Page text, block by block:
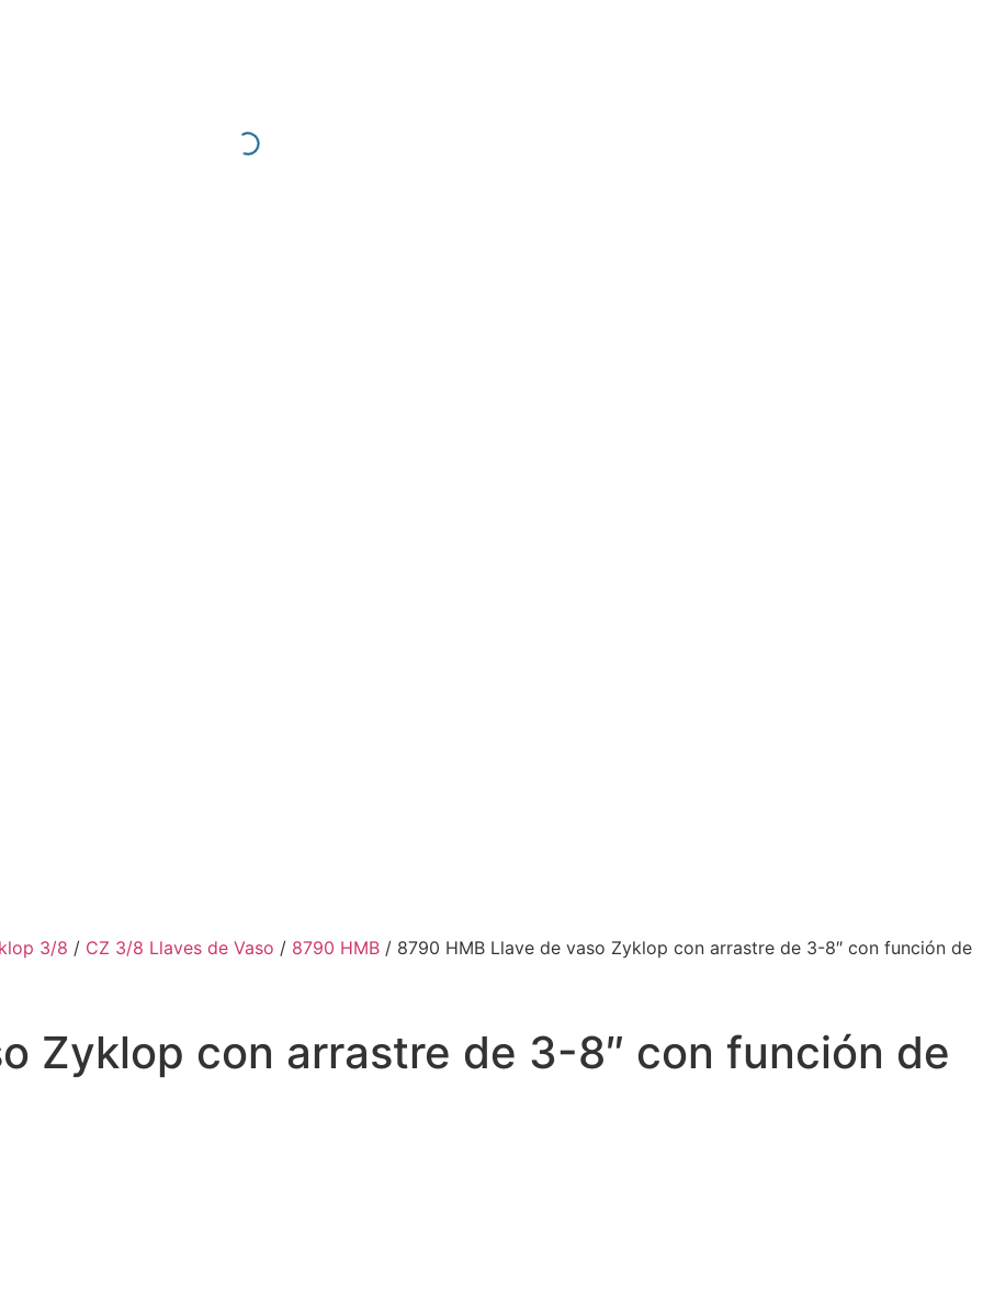
3/8 / CZ 3/8 Llaves de Vaso / 8790 HMB / 8790 HMB Llave de vaso Zyklop con arrastre de 3-8″ con función de
Zyklop con arrastre de 3-8″ con función de